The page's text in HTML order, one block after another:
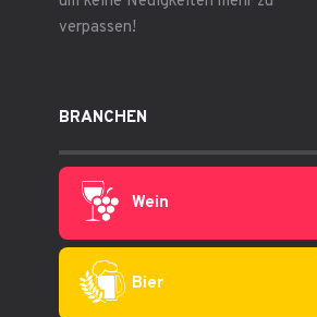
verpassen!
BRANCHEN
Wein
Bier